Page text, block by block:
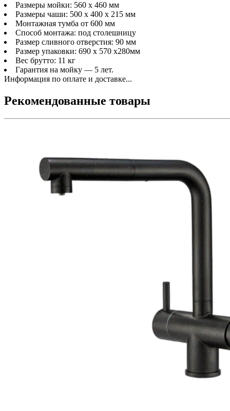
Размеры мойки: 560 x 460 мм
Размеры чаши: 500 x 400 х 215 мм
Монтажная тумба от 600 мм
Способ монтажа: под столешницу
Размер сливного отверстия: 90 мм
Размер упаковки: 690 х 570 х280мм
Вес брутто: 11 кг
Гарантия на мойку — 5 лет.
Информация по оплате и доставке...
Рекомендованные товары